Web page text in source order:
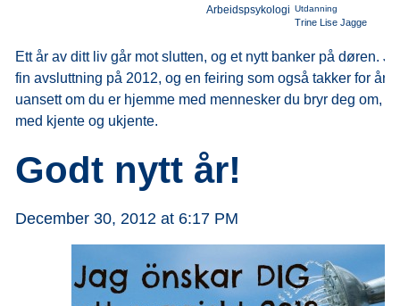
Arbeidspsykologi Utdanning
Trine Lise Jagge
Ett år av ditt liv går mot slutten, og et nytt banker på døren.
fin avsluttning på 2012, og en feiring som også takker for
uansett om du er hjemme med mennesker du bryr deg om,
med kjente og ukjente.
Godt nytt år!
December 30, 2012 at 6:17 PM